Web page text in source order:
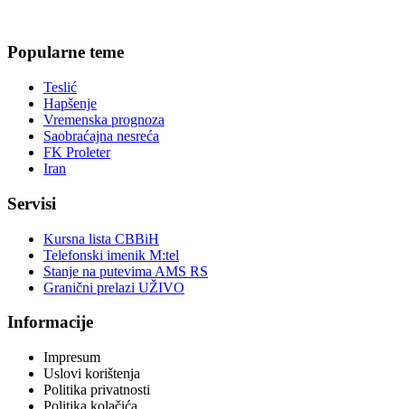
Popularne teme
Teslić
Hapšenje
Vremenska prognoza
Saobraćajna nesreća
FK Proleter
Iran
Servisi
Kursna lista CBBiH
Telefonski imenik M:tel
Stanje na putevima AMS RS
Granični prelazi UŽIVO
Informacije
Impresum
Uslovi korištenja
Politika privatnosti
Politika kolačića